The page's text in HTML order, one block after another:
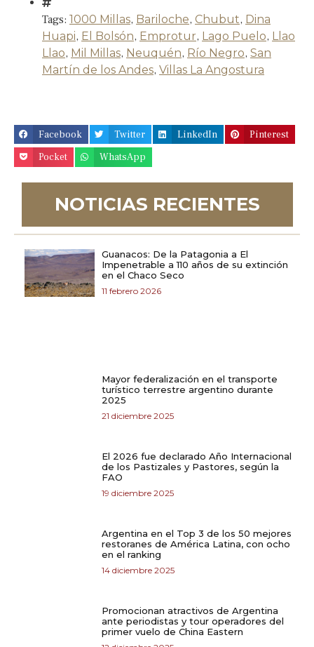
Tags: 1000 Millas, Bariloche, Chubut, Dina
Huapi, El Bolsón, Emprotur, Lago Puelo, Llao
Llao, Mil Millas, Neuquén, Río Negro, San
Martín de los Andes, Villas La Angostura
Facebook Twitter LinkedIn
Pinterest
Pocket
WhatsApp
NOTICIAS RECIENTES
Guanacos: De la Patagonia a El
Impenetrable a 110 años de su extinción
en el Chaco Seco
11 febrero 2026
Mayor federalización en el transporte
turístico terrestre argentino durante
2025
21 diciembre 2025
El 2026 fue declarado Año Internacional
de los Pastizales y Pastores, según la
FAO
19 diciembre 2025
Argentina en el Top 3 de los 50 mejores
restoranes de América Latina, con ocho
en el ranking
14 diciembre 2025
Promocionan atractivos de Argentina
ante periodistas y tour operadores del
primer vuelo de China Eastern